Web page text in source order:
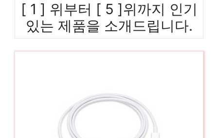
[ 1 ] 위부터 [ 5 ]위까지 인기
있는 제품을 소개드립니다.